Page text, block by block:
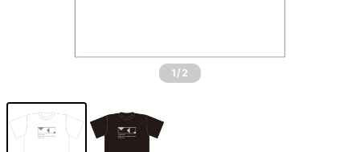
1 /2